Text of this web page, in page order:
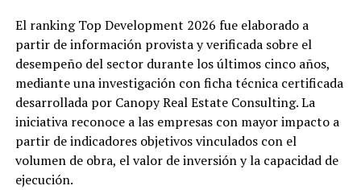
El ranking Top Development 2026 fue elaborado a
partir de información provista y verificada sobre el
desempeño del sector durante los últimos cinco años,
mediante una investigación con ficha técnica certificada
desarrollada por Canopy Real Estate Consulting. La
iniciativa reconoce a las empresas con mayor impacto a
partir de indicadores objetivos vinculados con el
volumen de obra, el valor de inversión y la capacidad de
ejecución.